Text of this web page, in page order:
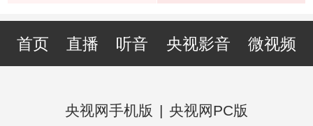
首页 直播 听音 央视影音 微视频
央视网手机版 | 央视网PC版